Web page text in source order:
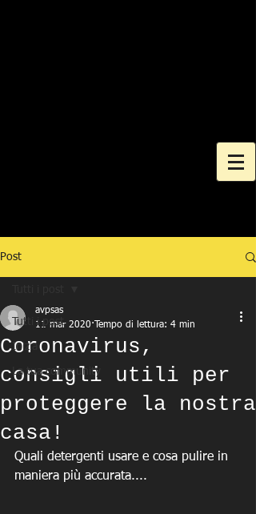
Post
Tutti i post
Inizia
La tua community
Coronavirus,
consigli utili per
proteggere la nostra
casa!
avpsas
11 mar 2020
Tempo di lettura: 4 min
Quali detergenti usare e cosa pulire in
maniera più accurata....